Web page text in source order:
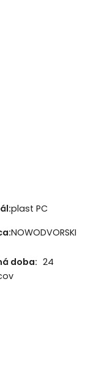
plast PC
NOWODVORSKI
doba: 24